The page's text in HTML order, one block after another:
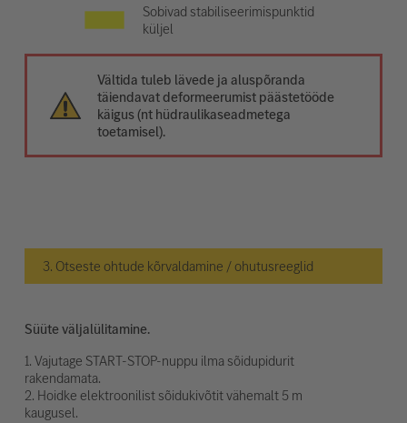
Sobivad stabiliseerimispunktid
küljel
Vältida tuleb lävede ja aluspõranda
täiendavat deformeerumist päästetööde
käigus (nt hüdraulikaseadmetega
toetamisel).
3. Otseste ohtude kõrvaldamine / ohutusreeglid
Süüte väljalülitamine.
1. Vajutage START-STOP-nuppu ilma sõidupidurit
rakendamata.
2. Hoidke elektroonilist sõidukivõtit vähemalt 5 m
kaugusel.